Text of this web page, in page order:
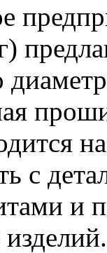
с
и
изделий.